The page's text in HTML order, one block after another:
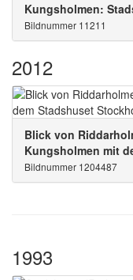
Kungsholmen:
Bildnummer 11211
2012
Blick von
Kungsholmen mit
Bildnummer 1204487
1993